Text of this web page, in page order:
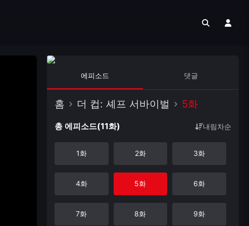
에피소드 댓글
홈 더 컵: 셰프 서바이벌 5화
총 에피소드(11화) 내림차순
1화 2화 3화
4화 5화 6화
7화 8화 9화